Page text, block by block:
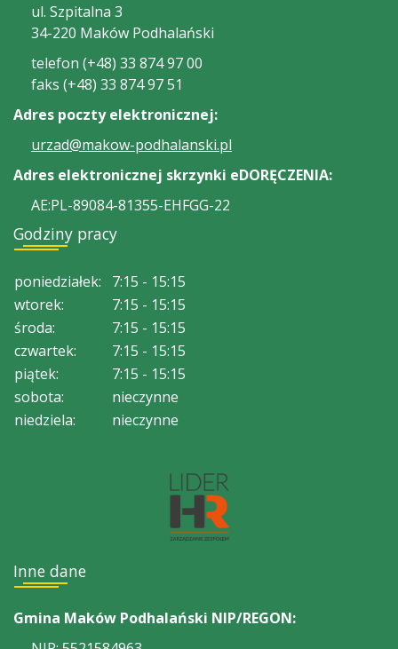
ul. Szpitalna 3
34-220 Maków Podhalański
telefon (+48) 33 874 97 00
faks (+48) 33 874 97 51
Adres poczty elektronicznej:
urzad@makow-podhalanski.pl
Adres elektronicznej skrzynki eDORĘCZENIA:
AE:PL-89084-81355-EHFGG-22
Godziny pracy
poniedziałek:
7:15 - 15:15
wtorek:
7:15 - 15:15
środa:
7:15 - 15:15
czwartek:
7:15 - 15:15
piątek:
7:15 - 15:15
sobota:
nieczynne
niedziela:
nieczynne
Inne dane
Gmina Maków Podhalański NIP/REGON: